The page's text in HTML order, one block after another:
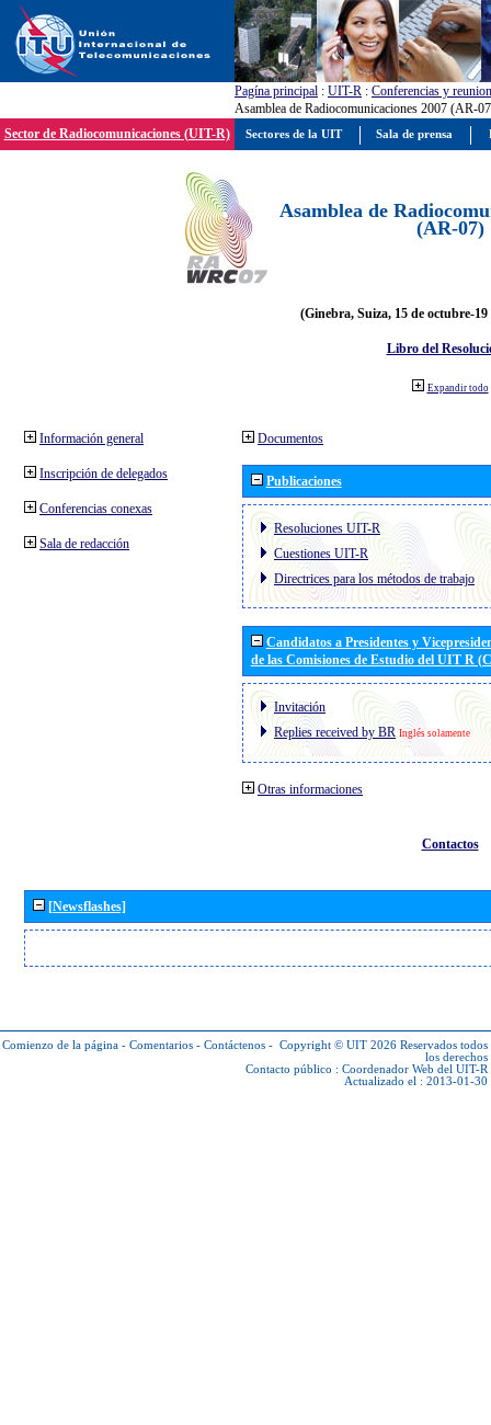
Pagína principal : UIT-R : Conferencias y
Asamblea de Radiocomunicaciones 2007 (AR-
Sector de Radiocomunicaciones (UIT-R)
Asamblea de
(AR-07)
(Ginebra, Suiza, 15 de octubre-19
Libro del
Expandir todo
Información general
Inscripción de delegados
Conferencias conexas
Sala de redacción
Documentos
Publicaciones
Resoluciones UIT-R
Cuestiones UIT-R
Directrices para los métodos de trabajo
Candidatos a Presidentes y
de las Comisiones de Estudio del UIT R
Invitación
Replies received by BR Inglés solamente
Otras informaciones
Contactos
[Newsflashes]
Comienzo de la página - Comentarios - Contáctenos - Copyright © UIT 2026 Reservados todos
los derechos
Contacto público : Coordenador Web del UIT-R
Actualizado el : 2013-01-30
Sectores de la UIT Sala de prensa